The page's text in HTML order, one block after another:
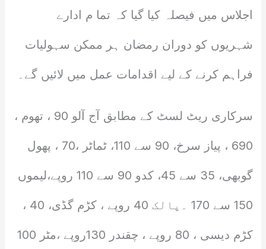
اجلاس میں فیصلہ کیا گیا کہ تما م ادارے
شہریوں کو دوران رمضان ہر ممکن سہولیات
فراہم کرنے کے لیے اقدامات عمل میں لائیں گے۔
سرکاری ریٹ لسٹ کے مطابق آج آلو 90 ، تھوم ،
690 ، پیاز سرخ، 90 سے 110، ٹماٹر ،70 ، پھول
گوبھی، 35 سے 45، کدو 90 سے 110 روپے،لیموں
150 سے 170 ۔پالک 40 روپے ، کڑم گڈی، 40 ،
کڑم دیسی ، 80 روپے ، چقندر 130روپے ،مٹر 100